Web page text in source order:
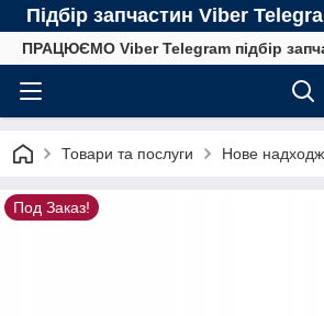
Підбір запчастин Viber
ПРАЦЮЄМО Viber Telegram підбір
Товари та послуги Нове
Под Заказ!